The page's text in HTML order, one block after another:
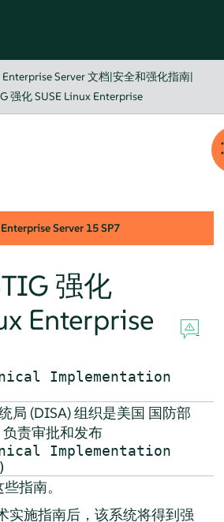
Server 文档|安全和强化指南|
强化 SUSE Linux Enterprise
Server 15 SP7
强化
Enterprise
Implementation
局 (DISA)组织是美国 国防部
责审批和发布
Implementation
指南。
实施指南后，该系统将得到强